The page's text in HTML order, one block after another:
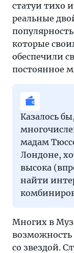
статуи тихо
реальные
которые
обеспечили
постоянное
Казалось
мадам
Лондоне,
высока
найти
Многих в
возможность
со звездой.